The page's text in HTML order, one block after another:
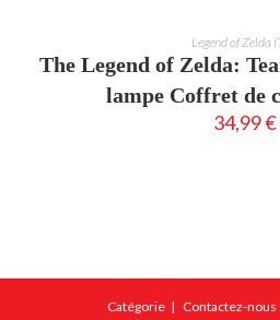
AJOUTER AU
Legend of Zelda
The Legend of Zelda:
lampe Coffret de
34,99€
Catégorie Contactez-nous